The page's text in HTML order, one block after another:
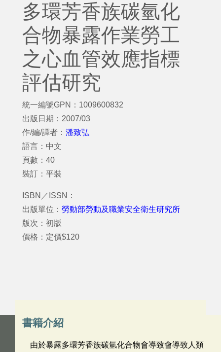
多環芳香族碳氫化
合物暴露作業勞工
之心血管效應指標
評估研究
統一編號GPN：1009600832
出版日期：2007/03
作/編/譯者： 潘致弘
語言：中文
頁數：40
裝訂：平裝
ISBN／ISSN：
出版單位： 勞動部勞動及職業安全衛生研究所
版次：初版
價格：定價$120
書籍介紹
由於暴露多環芳香族碳氫化合物會導致會導致人類